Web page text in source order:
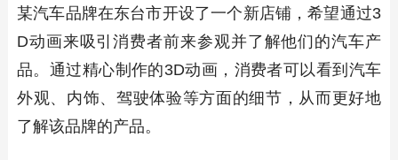
某汽车品牌在东台市开设了一个新店铺，希望通过3
D动画来吸引消费者前来参观并了解他们的汽车产
品。通过精心制作的3D动画，消费者可以看到汽车
外观、内饰、驾驶体验等方面的细节，从而更好地
了解该品牌的产品。